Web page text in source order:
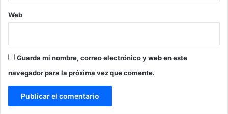
Web
Guarda mi nombre, correo electrónico y web en este
navegador para la próxima vez que comente.